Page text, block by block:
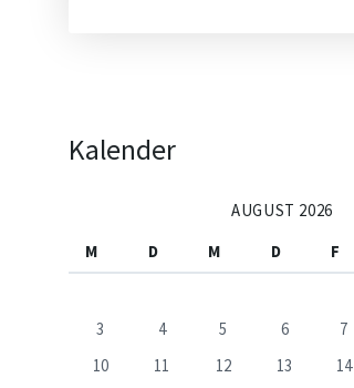
Kalender
AUGUST 2026
M
D M D F
3
4 5 6 7
10
11 12 13 14